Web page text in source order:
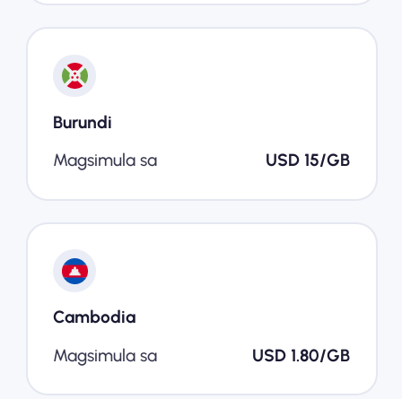
Burundi
Magsimula sa
USD 15/GB
Cambodia
Magsimula sa
USD 1.80/GB